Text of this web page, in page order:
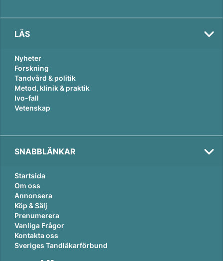
LÄS
Nyheter
Forskning
Tandvård & politik
Metod, klinik & praktik
Ivo-fall
Vetenskap
SNABBLÄNKAR
Startsida
Om oss
Annonsera
Köp & Sälj
Prenumerera
Vanliga Frågor
Kontakta oss
Sveriges Tandläkarförbund